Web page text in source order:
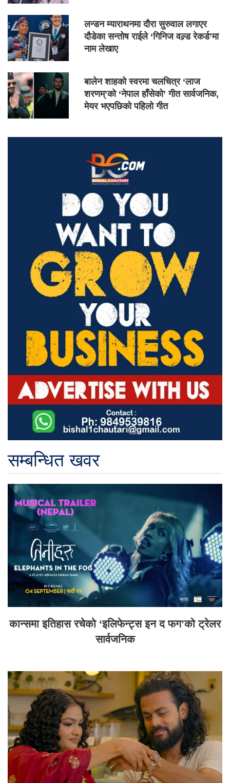
लन्डन म्याराथनमा दौरा सुरुवाल लगाएर
दौडेका सन्तोष राईले ‘गिनिज वल्र्ड रेकर्ड’मा
नाम लेखाए
बालेन शाहको स्वरमा चलचित्र ‘लाज
शरणम्’को ‘नेपाल हाँसेको’ गीत सार्वजनिक,
मेयर भएपछिको पहिलो गीत
सम्बन्धित खवर
कान्समा इतिहास रचेको ‘इलिफेन्ट्स इन द फग’को ट्रेलर
सार्वजनिक